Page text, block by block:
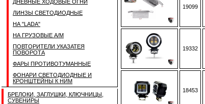
ДНЕВНЫЕ ХОДОВЫЕ ОГНИ
ЛИНЗЫ СВЕТОДИОДНЫЕ
НА "LADA"
НА ГРУЗОВЫЕ А/М
ПОВТОРИТЕЛИ УКАЗАТЕЯ
ПОВОРОТА
ФАРЫ ПРОТИВОТУМАННЫЕ
ФОНАРИ СВЕТОДИОДНЫЕ И
КРОНШТЕЙНЫ К НИМ
БРЕЛОКИ, ЗАГЛУШКИ, КЛЮЧНИЦЫ,
СУВЕНИРЫ
19099
19332
18453